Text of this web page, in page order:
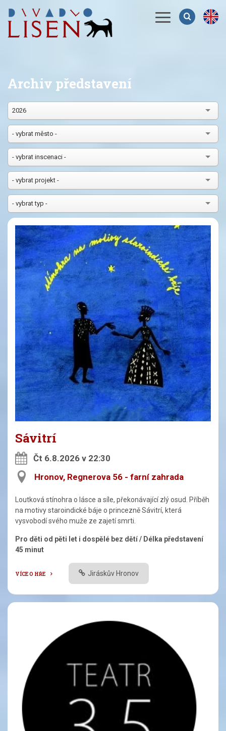
Menu
Archiv představení
2026
- vybrat město -
- vybrat inscenaci -
- vybrat projekt -
- vybrat typ -
Sávitrí
Čt 6.8.2026 v 22:30
Hronov, Regnerova 56 - farní zahrada
Loutková stínohra o lásce a síle, překonávající zlý osud. Příběh
na motivy staroindické báje o princezně Sávitrí, která
vysvobodí svého muže ze zajetí smrti.
Pro děti od pěti let i dospělé bez dětí / Délka představení
45 minut
VÍCE O HŘE Jiráskův Hronov